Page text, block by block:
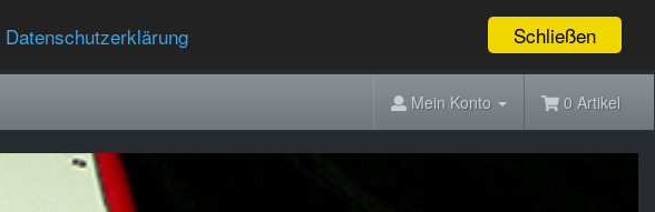
Schließen
Datenschutzerklärung
Mein Konto 0 Artikel